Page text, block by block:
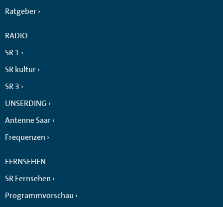
Ratgeber
RADIO
SR 1
SR kultur
SR 3
UNSERDING
Antenne Saar
Frequenzen
FERNSEHEN
SR Fernsehen
Programmvorschau